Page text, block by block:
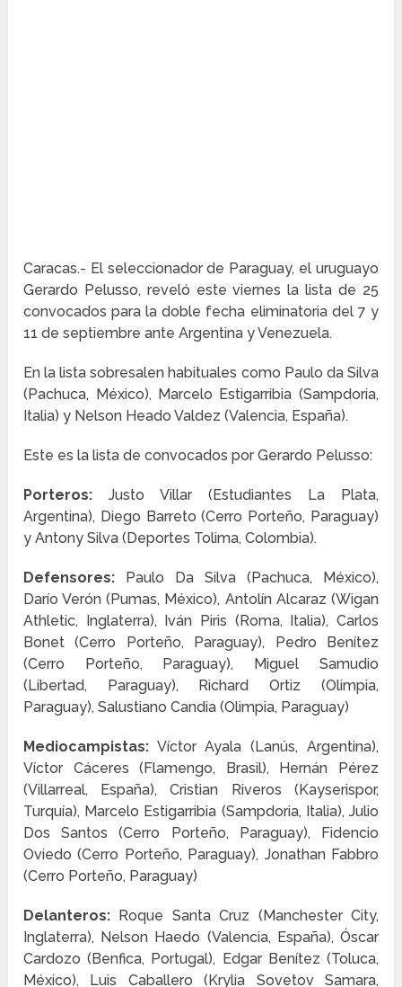
Caracas.- El seleccionador de Paraguay, el uruguayo
Gerardo Pelusso, reveló este viernes la lista de 25
convocados para la doble fecha eliminatoria del 7 y
11 de septiembre ante Argentina y Venezuela.
En la lista sobresalen habituales como Paulo da Silva
(Pachuca, México), Marcelo Estigarribia (Sampdoria,
Italia) y Nelson Heado Valdez (Valencia, España).
Este es la lista de convocados por Gerardo Pelusso:
Porteros: Justo Villar (Estudiantes La Plata,
Argentina), Diego Barreto (Cerro Porteño, Paraguay)
y Antony Silva (Deportes Tolima, Colombia).
Defensores: Paulo Da Silva (Pachuca, México),
Darío Verón (Pumas, México), Antolín Alcaraz (Wigan
Athletic, Inglaterra), Iván Piris (Roma, Italia), Carlos
Bonet (Cerro Porteño, Paraguay), Pedro Benítez
(Cerro Porteño, Paraguay), Miguel Samudio
(Libertad, Paraguay), Richard Ortiz (Olimpia,
Paraguay), Salustiano Candia (Olimpia, Paraguay)
Mediocampistas: Víctor Ayala (Lanús, Argentina),
Víctor Cáceres (Flamengo, Brasil), Hernán Pérez
(Villarreal, España), Cristian Riveros (Kayserispor,
Turquía), Marcelo Estigarribia (Sampdoria, Italia), Julio
Dos Santos (Cerro Porteño, Paraguay), Fidencio
Oviedo (Cerro Porteño, Paraguay), Jonathan Fabbro
(Cerro Porteño, Paraguay)
Delanteros: Roque Santa Cruz (Manchester City,
Inglaterra), Nelson Haedo (Valencia, España), Óscar
Cardozo (Benfica, Portugal), Edgar Benítez (Toluca,
México), Luis Caballero (Krylia Sovetov Samara,